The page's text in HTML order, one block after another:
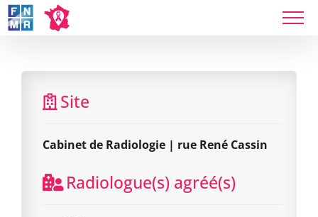
Skip
to
Site
Cabinet de Radiologie | rue René Cassin
Radiologue(s) agréé(s)